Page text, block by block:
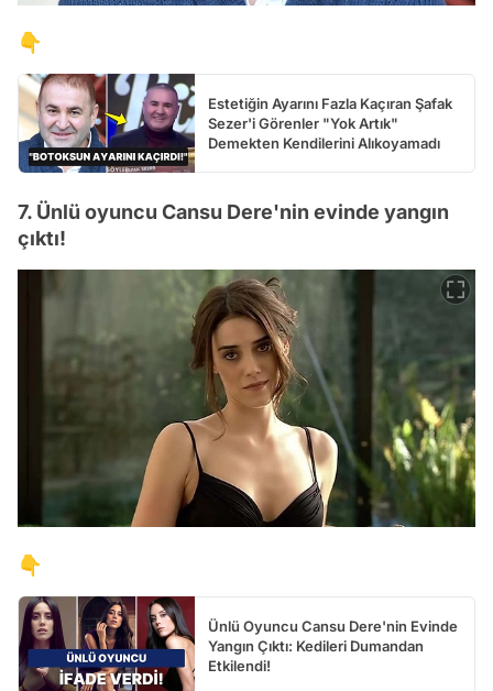
👇
Estetiğin Ayarını Fazla Kaçıran Şafak
Sezer'i Görenler "Yok Artık"
Demekten Kendilerini Alıkoyamadı
7. Ünlü oyuncu Cansu Dere'nin evinde yangın
çıktı!
👇
Ünlü Oyuncu Cansu Dere'nin Evinde
Yangın Çıktı: Kedileri Dumandan
Etkilendi!